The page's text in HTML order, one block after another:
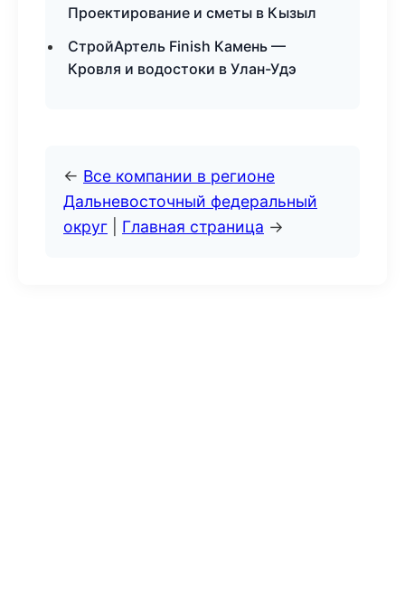
Проектирование и сметы в Кызыл
СтройАртель Finish Камень —
Кровля и водостоки в Улан-Удэ
← Все компании в регионе
Дальневосточный федеральный
округ
Главная страница →